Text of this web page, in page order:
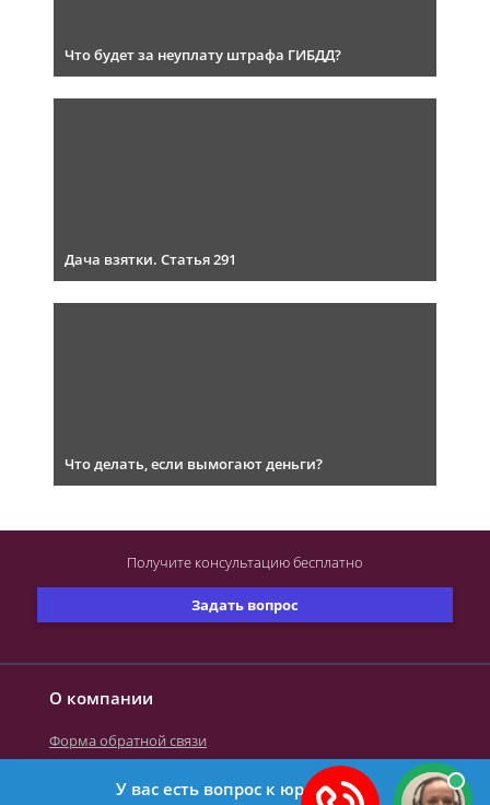
Что будет за неуплату штрафа ГИБДД?
Дача взятки. Статья 291
Что делать, если вымогают деньги?
О компании
Форма обратной связи
Задать вопрос
Получите консультациюбесплатно
У вас есть вопрос к юристу?